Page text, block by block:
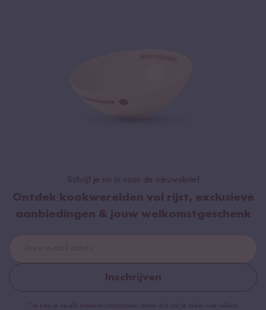
Schrijf je nu in voor de nieuwsbrief
Ontdek kookwerelden vol rijst, exclusieve
aanbiedingen & jouw welkomstgeschenk
Inschrijven
*Je kan je op elk moment uitschrijven, maar dat zal je zeker niet willen!